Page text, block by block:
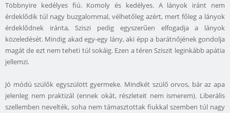
Többnyire kedélyes fiú. Komoly és kedélyes. A lányok iránt nem
érdeklődik túl nagy buzgalommal, vélhetőleg azért, mert főleg a lányok
érdeklődnek iránta, Sziszi pedig egyszerűen elfogadja a lányok
közeledését. Mindig akad egy-egy lány, aki épp a barátnőjének gondolja
magát de ezt nem teheti túl sokáig. Ezen a téren Sziszit leginkább apátia
jellemzi.
Jó módú szülők egyszülött gyermeke. Mindkét szülő orvos, bár az apa
jelenleg nem praktizál (ennek okát, részleteit nem ismerem). Liberális
szellemben nevelték, soha nem támasztottak fiukkal szemben túl nagy